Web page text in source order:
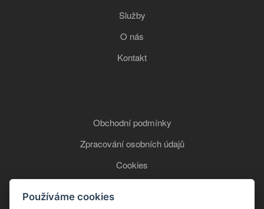
Služby
O nás
Kontakt
Obchodní podmínky
Zpracování osobních údajů
Cookies
Používáme cookies